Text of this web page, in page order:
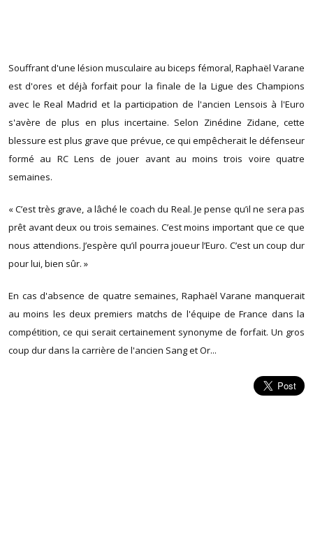
Souffrant d'une lésion musculaire au biceps fémoral, Raphaël Varane
est d'ores et déjà forfait pour la finale de la Ligue des Champions
avec le Real Madrid et la participation de l'ancien Lensois à l'Euro
s'avère de plus en plus incertaine. Selon Zinédine Zidane, cette
blessure est plus grave que prévue, ce qui empêcherait le défenseur
formé au RC Lens de jouer avant au moins trois voire quatre
semaines.
« C’est très grave, a lâché le coach du Real. Je pense qu’il ne sera pas
prêt avant deux ou trois semaines. C’est moins important que ce que
nous attendions. J’espère qu’il pourra joueur l’Euro. C’est un coup dur
pour lui, bien sûr. »
En cas d'absence de quatre semaines, Raphaël Varane manquerait
au moins les deux premiers matchs de l'équipe de France dans la
compétition, ce qui serait certainement synonyme de forfait. Un gros
coup dur dans la carrière de l'ancien Sang et Or...